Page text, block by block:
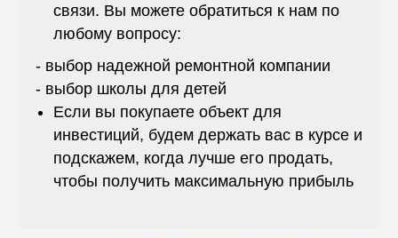
связи. Вы можете обратиться к нам по
любому вопросу:
- выбор надежной ремонтной компании
- выбор школы для детей
Если вы покупаете объект для
инвестиций, будем держать вас в курсе и
подскажем, когда лучше его продать,
чтобы получить максимальную прибыль